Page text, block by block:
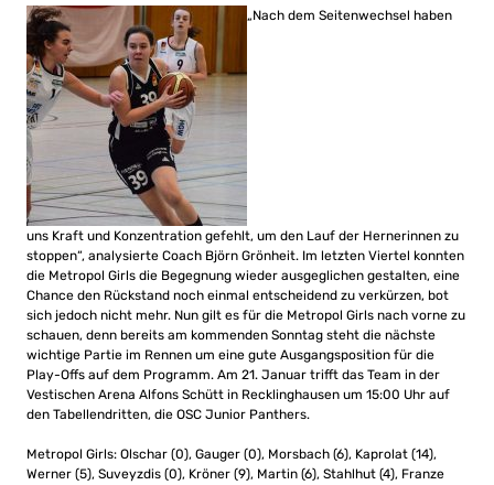
„Nach dem Seitenwechsel haben
uns Kraft und Konzentration gefehlt, um den Lauf der Hernerinnen zu
stoppen“, analysierte Coach Björn Grönheit. Im letzten Viertel konnten
die Metropol Girls die Begegnung wieder ausgeglichen gestalten, eine
Chance den Rückstand noch einmal entscheidend zu verkürzen, bot
sich jedoch nicht mehr. Nun gilt es für die Metropol Girls nach vorne zu
schauen, denn bereits am kommenden Sonntag steht die nächste
wichtige Partie im Rennen um eine gute Ausgangsposition für die
Play-Offs auf dem Programm. Am 21. Januar trifft das Team in der
Vestischen Arena Alfons Schütt in Recklinghausen um 15:00 Uhr auf
den Tabellendritten, die OSC Junior Panthers.
Metropol Girls: Olschar (0), Gauger (0), Morsbach (6), Kaprolat (14),
Werner (5), Suveyzdis (0), Kröner (9), Martin (6), Stahlhut (4), Franze